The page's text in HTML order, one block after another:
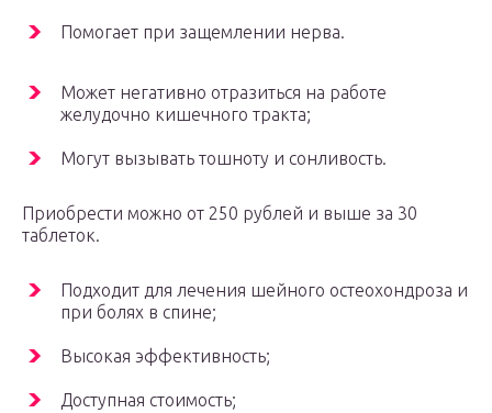
Помогает при защемлении нерва.
Может негативно отразиться на работе
желудочно кишечного тракта;
Могут вызывать тошноту и сонливость.
Приобрести можно от 250 рублей и выше за 30
таблеток.
Подходит для лечения шейного остеохондроза и
при болях в спине;
Высокая эффективность;
Доступная стоимость;